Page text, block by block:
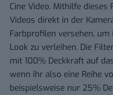
Cine Video. Mithilfe
Videos direkt in der
Farbprofilen versehen,
Look zu verleihen. Die
mit 100% Deckkraft auf
wenn ihr also eine Reihe
beispielsweise nur 25%